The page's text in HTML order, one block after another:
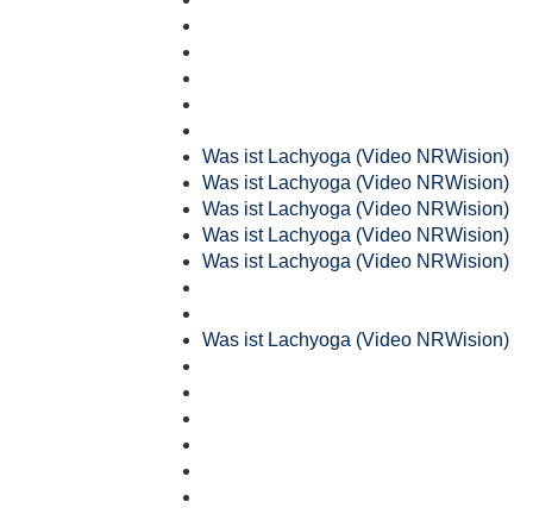
Was ist Lachyoga (Video NRWision)
Was ist Lachyoga (Video NRWision)
Was ist Lachyoga (Video NRWision)
Was ist Lachyoga (Video NRWision)
Was ist Lachyoga (Video NRWision)
Was ist Lachyoga (Video NRWision)